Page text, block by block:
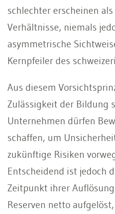
schlechter erscheinen
Verhältnisse, niemals
asymmetrische
Kernpfeiler des
Aus diesem
Zulässigkeit der Bildung
Unternehmen dürfen
schaffen, um
zukünftige Risiken
Entscheidend ist jedoch
Zeitpunkt ihrer
Reserven netto